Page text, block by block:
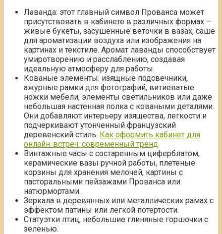
Лаванда: этот главный символ Прованса может
присутствовать в кабинете в различных формах –
живые букеты, засушенные веточки в вазах, саше
для ароматизации воздуха или изображения на
картинах и текстиле. Аромат лаванды способствует
умиротворению и расслаблению, создавая
идеальную атмосферу для работы.
Кованые элементы: изящные подсвечники,
ажурные рамки для фотографий, витиеватые
ножки мебели, элементы светильников или даже
небольшая настенная полка с коваными деталями.
Они добавляют интерьеру изящества, легкости и
подчеркивают утонченный французский
деревенский стиль. Как оформить кабинет для
онлайн-встреч: современный тренд
Винтажные часы с состаренным циферблатом,
керамические вазы ручной работы, плетеные
корзины для хранения мелочей, картины с
пасторальными пейзажами Прованса или
натюрмортами.
Зеркала в деревянных или металлических рамах с
эффектом патины или легкой потертости.
Статуэтки птиц, небольшие глиняные горшочки с
зеленью.